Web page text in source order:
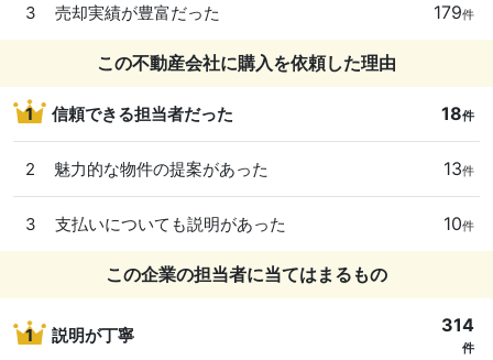
3 売却実績が豊富だった 179件
この不動産会社に購入を依頼した理由
1 信頼できる担当者だった 18件
2 魅力的な物件の提案があった 13件
3 支払いについても説明があった 10件
この企業の担当者に当てはまるもの
1 説明が丁寧 314
件